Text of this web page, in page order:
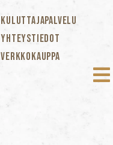
KULUTTAJAPALVELU
YHTEYSTIEDOT
VERKKOKAUPPA